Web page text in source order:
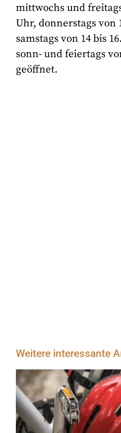
mittwochs und
Uhr, donnerstags von
samstags von 14 bis
sonn- und feiertags
geöffnet.
Weitere interessante